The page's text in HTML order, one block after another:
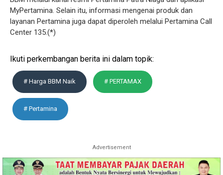
MyPertamina. Selain itu, informasi mengenai produk dan
layanan Pertamina juga dapat diperoleh melalui Pertamina Call
Center 135.(*)
Ikuti perkembangan berita ini dalam topik:
# Harga BBM Naik # PERTAMAX
# Pertamina
Advertisement